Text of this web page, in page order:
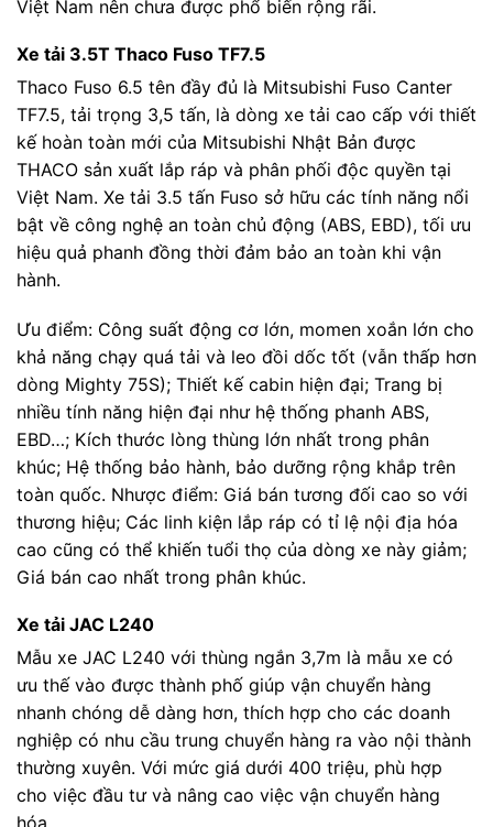
Việt Nam nên chưa được phổ biến rộng rãi.
Xe tải 3.5T Thaco Fuso TF7.5
Thaco Fuso 6.5 tên đầy đủ là Mitsubishi Fuso Canter
TF7.5, tải trọng 3,5 tấn, là dòng xe tải cao cấp với thiết
kế hoàn toàn mới của Mitsubishi Nhật Bản được
THACO sản xuất lắp ráp và phân phối độc quyền tại
Việt Nam. Xe tải 3.5 tấn Fuso sở hữu các tính năng nổi
bật về công nghệ an toàn chủ động (ABS, EBD), tối ưu
hiệu quả phanh đồng thời đảm bảo an toàn khi vận
hành.
Ưu điểm: Công suất động cơ lớn, momen xoắn lớn cho
khả năng chạy quá tải và leo đồi dốc tốt (vẫn thấp hơn
dòng Mighty 75S); Thiết kế cabin hiện đại; Trang bị
nhiều tính năng hiện đại như hệ thống phanh ABS,
EBD…; Kích thước lòng thùng lớn nhất trong phân
khúc; Hệ thống bảo hành, bảo dưỡng rộng khắp trên
toàn quốc. Nhược điểm: Giá bán tương đối cao so với
thương hiệu; Các linh kiện lắp ráp có tỉ lệ nội địa hóa
cao cũng có thể khiến tuổi thọ của dòng xe này giảm;
Giá bán cao nhất trong phân khúc.
Xe tải JAC L240
Mẫu xe JAC L240 với thùng ngắn 3,7m là mẫu xe có
ưu thế vào được thành phố giúp vận chuyển hàng
nhanh chóng dễ dàng hơn, thích hợp cho các doanh
nghiệp có nhu cầu trung chuyển hàng ra vào nội thành
thường xuyên. Với mức giá dưới 400 triệu, phù hợp
cho việc đầu tư và nâng cao việc vận chuyển hàng